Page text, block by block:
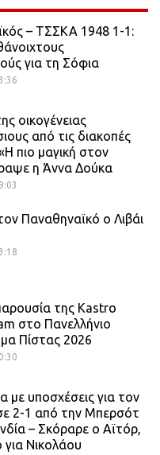
– ΤΣΣΚΑ 1948 1-1:
για τη Σόφια
οικογένειας
από τις διακοπές
πιο μαγική στον
η Άννα Δούκα
Παναθηναϊκό ο Λιβάι
της Kastro
στο Πανελλήνιο
Πίστας 2026
με υποσχέσεις για τον
2-1 από την Μπερσότ
– Σκόραρε ο Αϊτόρ,
Νικολάου